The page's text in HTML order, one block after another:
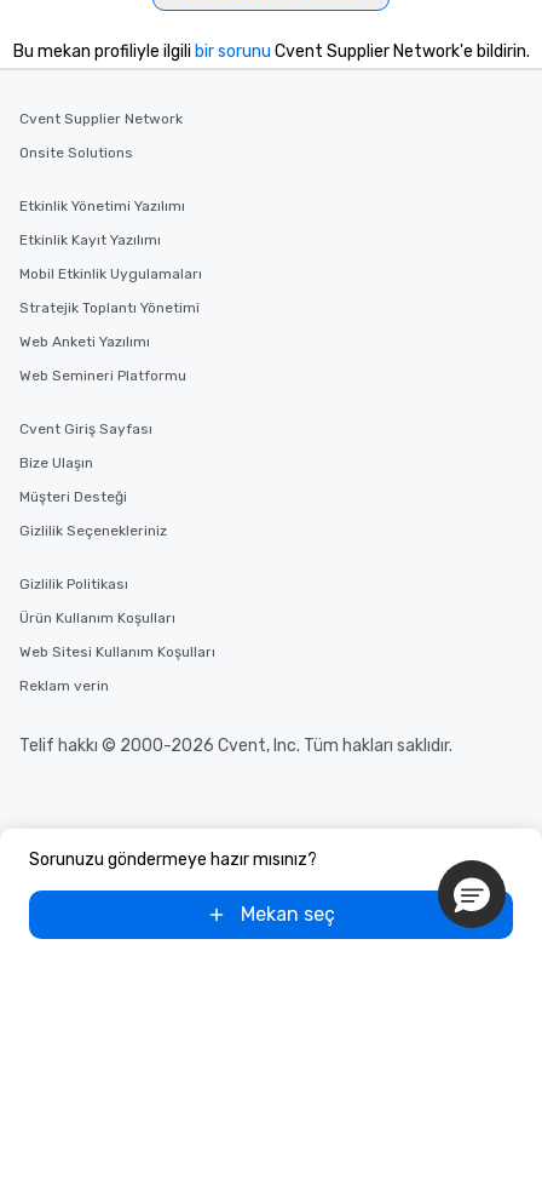
at a typical corporate
a way to try some of
Sorunuzu göndermeye hazır mısınız?
Mekan seç
Bu mekan profiliyle ilgili bir sorunu Cvent Supplier Network'e bildirin.
Cvent Supplier Network
Onsite Solutions
Etkinlik Yönetimi Yazılımı
Etkinlik Kayıt Yazılımı
Mobil Etkinlik Uygulamaları
Stratejik Toplantı Yönetimi
Web Anketi Yazılımı
Web Semineri Platformu
Cvent Giriş Sayfası
Bize Ulaşın
Müşteri Desteği
Gizlilik Seçenekleriniz
Gizlilik Politikası
Ürün Kullanım Koşulları
Web Sitesi Kullanım Koşulları
Reklam verin
Telif hakkı © 2000-2026 Cvent, Inc. Tüm hakları saklıdır.